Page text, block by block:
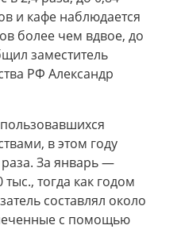
и кафе наблюдается
более чем вдвое, до
заместитель
РФ Александр
в этом году
За январь —
тогда как годом
составлял около
с помощью